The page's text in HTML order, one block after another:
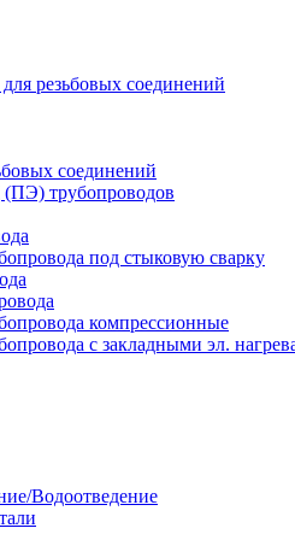
резьбовых соединений
соединений
трубопроводов
под стыковую сварку
компрессионные
с закладными эл.
Водоотведение